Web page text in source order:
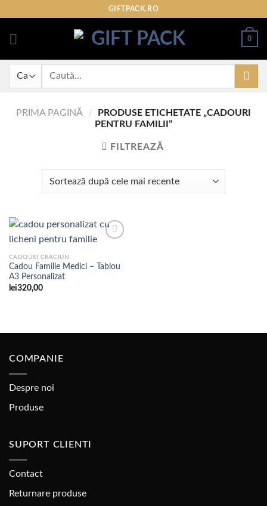
content
GIFTPACK.RO
0
Caută
PRIMA PAGINĂ /
PRODUSE ETICHETATE „CADOURI
PENTRU FAMILII”
FILTREAZĂ
Adaugare
CADOURI CRACIUN
Cadou Familie Medici – Tablou
A3 Personalizat
lei320,00
COMPANIE
Despre noi
Produse
SUPORT CLIENTI
Contact
Returnare produse